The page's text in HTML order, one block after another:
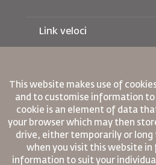
Link veloci
Rivista Royal
Viaggiare in
Domande
Bisogni
oneworld
Piano di Accessibilita' e
Prenotazione
Noleggio
RJ
Offerta
Tikram
Su Di Noi
Fai Pubblicità
Lavora con
Notizia
This website makes use of
and to customise information to
cookie is an element of data
your browser which may then
drive, either temporarily or
when you visit this website
information to suit your